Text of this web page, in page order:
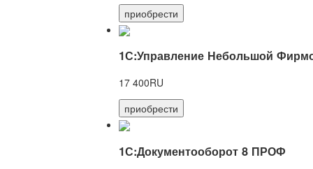
приобрести
1С:Управление Небольшой
17 400RU
приобрести
1С:Документооборот 8 ПРОФ